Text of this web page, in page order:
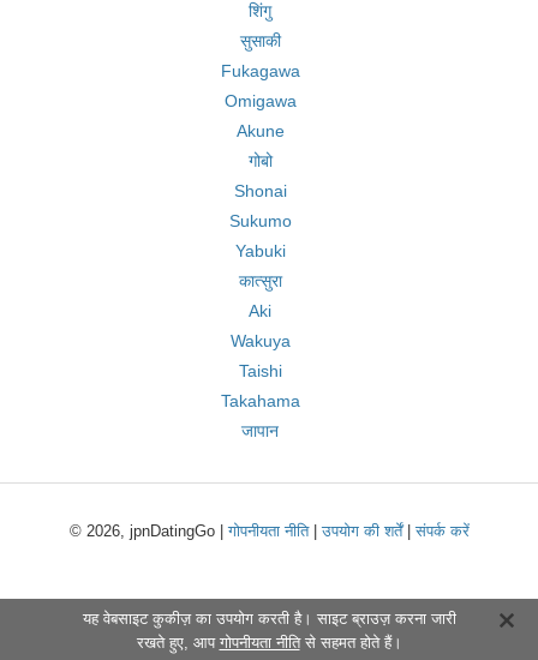
शिंगु
सुसाकी
Fukagawa
Omigawa
Akune
गोबो
Shonai
Sukumo
Yabuki
कात्सुरा
Aki
Wakuya
Taishi
Takahama
जापान
© 2026, jpnDatingGo |गोपनीयता नीति|उपयोग की शर्तें|संपर्क करें
यह वेबसाइट कुकीज़ का उपयोग करती है। साइट ब्राउज़ करना जारी
रखते हुए, आप गोपनीयता नीतिसे सहमत होते हैं।